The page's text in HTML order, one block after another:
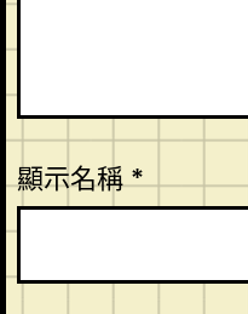
顯示名稱*